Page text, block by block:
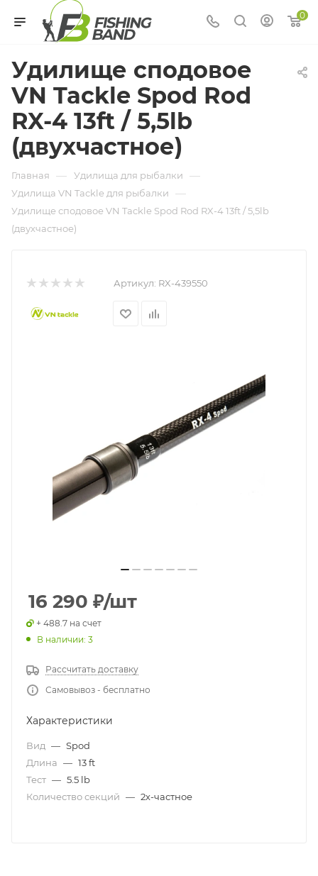
0
Удилище сподовое
VN Tackle Spod Rod
RX-4 13ft / 5,5lb
(двухчастное)
Главная — Удилища для рыбалки —
Удилища VN Tackle для рыбалки —
Удилище сподовое VN Tackle Spod Rod RX-4 13ft / 5,5lb
(двухчастное)
Артикул: RX-439550
16 290 ₽/шт
+ 488.7 на счет
В наличии: 3
Рассчитать доставку
Самовывоз - бесплатно
Характеристики
Вид — Spod
Длина — 13 ft
Тест — 5.5 lb
Количество секций — 2х-частное